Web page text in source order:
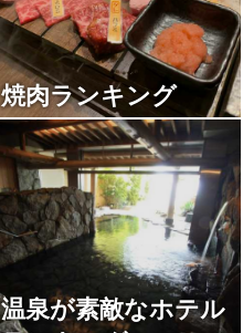
焼肉ランキング
温泉が素敵なホテル